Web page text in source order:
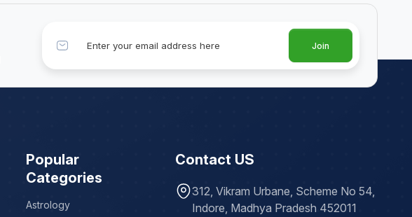
Join
Popular
Categories
Astrology
Contact US
312, Vikram Urbane, Scheme No 54,
Indore, Madhya Pradesh 452011